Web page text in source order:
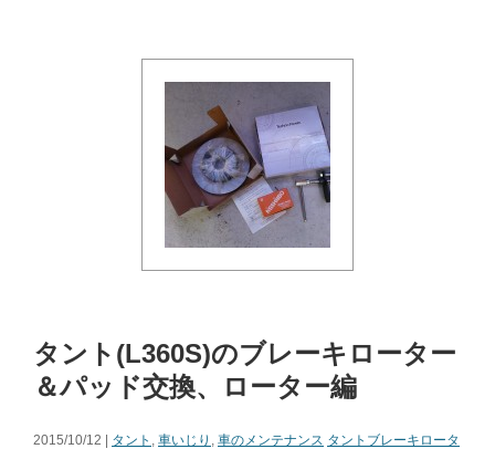
タント(L360S)のブレーキローター
＆パッド交換、ローター編
2015/10/12 | タント , 車いじり , 車のメンテナンス タントブレーキロータ